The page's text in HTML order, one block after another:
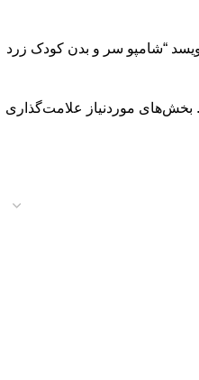
“شامپو سر و بدن کودک زرد
بخش‌های موردنیاز علامت‌گذاری